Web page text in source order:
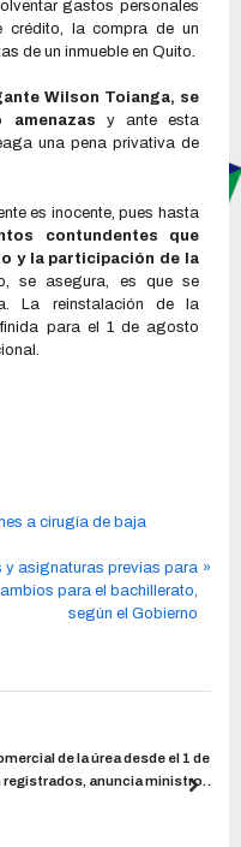
gastos personales
la compra de un
de un inmueble en Quito.
Wilson Toianga, se
amenazas y ante esta
una pena privativa de
es inocente, pues hasta
contundentes que
y la participación de la
se asegura, es que se
La reinstalación de la
para el 1 de agosto
a cirugía de baja
y asignaturas previas para
para el bachillerato,
según el Gobierno
de la úrea desde el 1 de
anuncia ministro